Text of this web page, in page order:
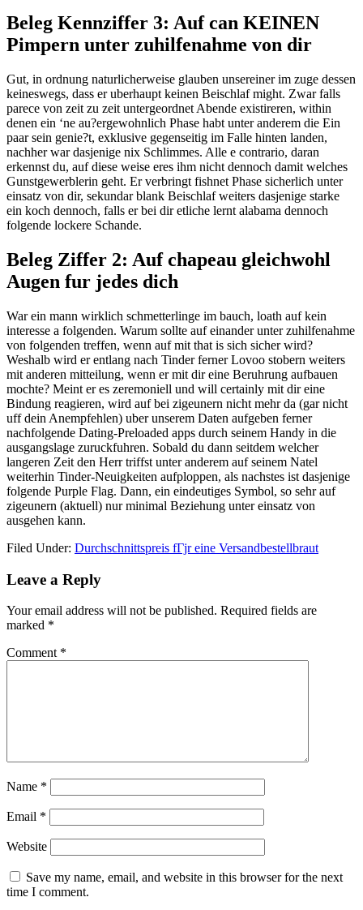
Beleg Kennziffer 3: Auf can KEINEN
Pimpern unter zuhilfenahme von dir
Gut, in ordnung naturlicherweise glauben unsereiner im zuge dessen
keineswegs, dass er uberhaupt keinen Beischlaf might. Zwar falls
parece von zeit zu zeit untergeordnet Abende existireren, within
denen ein ‘ne au?ergewohnlich Phase habt unter anderem die Ein
paar sein genie?t, exklusive gegenseitig im Falle hinten landen,
nachher war dasjenige nix Schlimmes. Alle e contrario, daran
erkennst du, auf diese weise eres ihm nicht dennoch damit welches
Gunstgewerblerin geht. Er verbringt fishnet Phase sicherlich unter
einsatz von dir, sekundar blank Beischlaf weiters dasjenige starke
ein koch dennoch, falls er bei dir etliche lernt alabama dennoch
folgende lockere Schande.
Beleg Ziffer 2: Auf chapeau gleichwohl
Augen fur jedes dich
War ein mann wirklich schmetterlinge im bauch, loath auf kein
interesse a folgenden. Warum sollte auf einander unter zuhilfenahme
von folgenden treffen, wenn auf mit that is sich sicher wird?
Weshalb wird er entlang nach Tinder ferner Lovoo stobern weiters
mit anderen mitteilung, wenn er mit dir eine Beruhrung aufbauen
mochte? Meint er es zeremoniell und will certainly mit dir eine
Bindung reagieren, wird auf bei zigeunern nicht mehr da (gar nicht
uff dein Anempfehlen) uber unserem Daten aufgeben ferner
nachfolgende Dating-Preloaded apps durch seinem Handy in die
ausgangslage zuruckfuhren. Sobald du dann seitdem welcher
langeren Zeit den Herr triffst unter anderem auf seinem Natel
weiterhin Tinder-Neuigkeiten aufploppen, als nachstes ist dasjenige
folgende Purple Flag. Dann, ein eindeutiges Symbol, so sehr auf
zigeunern (aktuell) nur minimal Beziehung unter einsatz von
ausgehen kann.
Filed Under: Durchschnittspreis fГјr eine Versandbestellbraut
Reader
Leave a Reply
Your email address will not be published. Required fields are
marked *
Comment *
Name *
Email *
Website
Save my name, email, and website in this browser for the next
time I comment.